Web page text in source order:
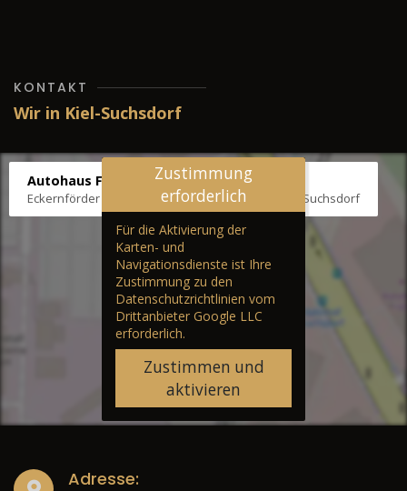
KONTAKT
Wir in Kiel-Suchsdorf
Autohaus Fräter
Eckernförder Str. /Klausbrooker Weg 1, 24107 Kiel-Suchsdorf
Zustimmung
erforderlich
Für die Aktivierung der
Karten- und
Navigationsdienste ist Ihre
Zustimmung zu den
Datenschutzrichtlinien vom
Drittanbieter Google LLC
erforderlich.
Zustimmen und
aktivieren
Adresse: